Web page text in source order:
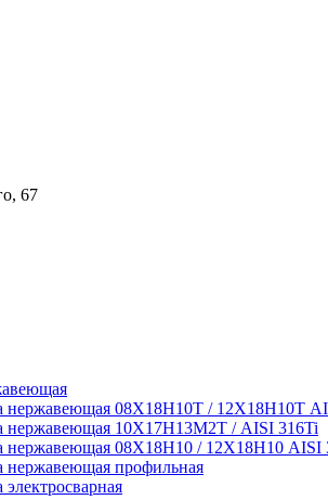
67
нержавеющая 08Х18Н10Т / 12Х18Н10Т
нержавеющая 10Х17Н13М2Т / AISI 316Ti
нержавеющая 08Х18Н10 / 12Х18Н10 AISI
нержавеющая профильная
электросварная